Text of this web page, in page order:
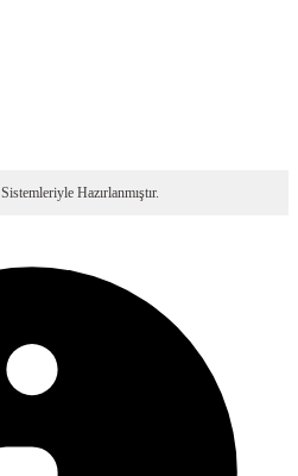
Sistemleriyle Hazırlanmıştır.